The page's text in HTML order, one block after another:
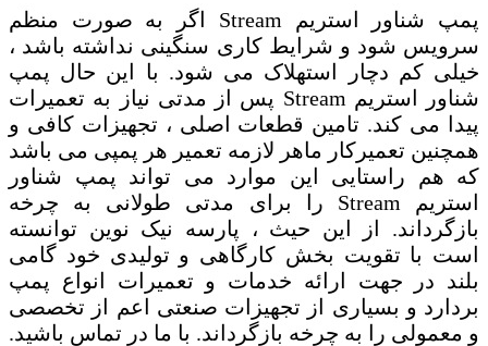
پمپ شناور استریم Stream اگر به صورت منظم
سرویس شود و شرایط کاری سنگینی نداشته باشد ،
خیلی کم دچار استهلاک می شود. با این حال پمپ
شناور استریم Stream ​​​​پس از مدتی نیاز به تعمیرات
پیدا می کند. تامین قطعات اصلی ، تجهیزات کافی و
همچنین تعمیرکار ماهر لازمه تعمیر هر پمپی می باشد
که هم راستایی این موارد می تواند پمپ شناور
استریم Stream را برای مدتی طولانی به چرخه
بازگرداند. از این حیث ، پارسه نیک نوین توانسته
است با تقویت بخش کارگاهی و تولیدی خود گامی
بلند در جهت ارائه خدمات و تعمیرات انواع پمپ
بردارد و بسیاری از تجهیزات صنعتی اعم از تخصصی
و معمولی را به چرخه بازگرداند. با ما در تماس باشید.